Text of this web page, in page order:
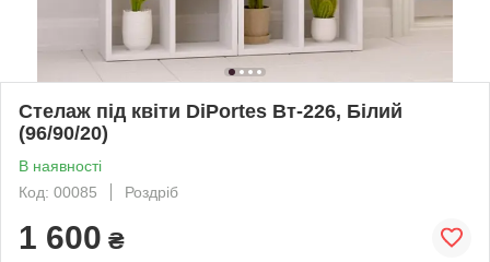
Стелаж під квіти DiPortes Вт-226, Білий
(96/90/20)
В наявності
Код: 00085
Роздріб
1 600 ₴